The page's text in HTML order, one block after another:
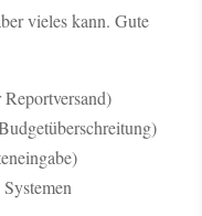
vieles kann. Gute